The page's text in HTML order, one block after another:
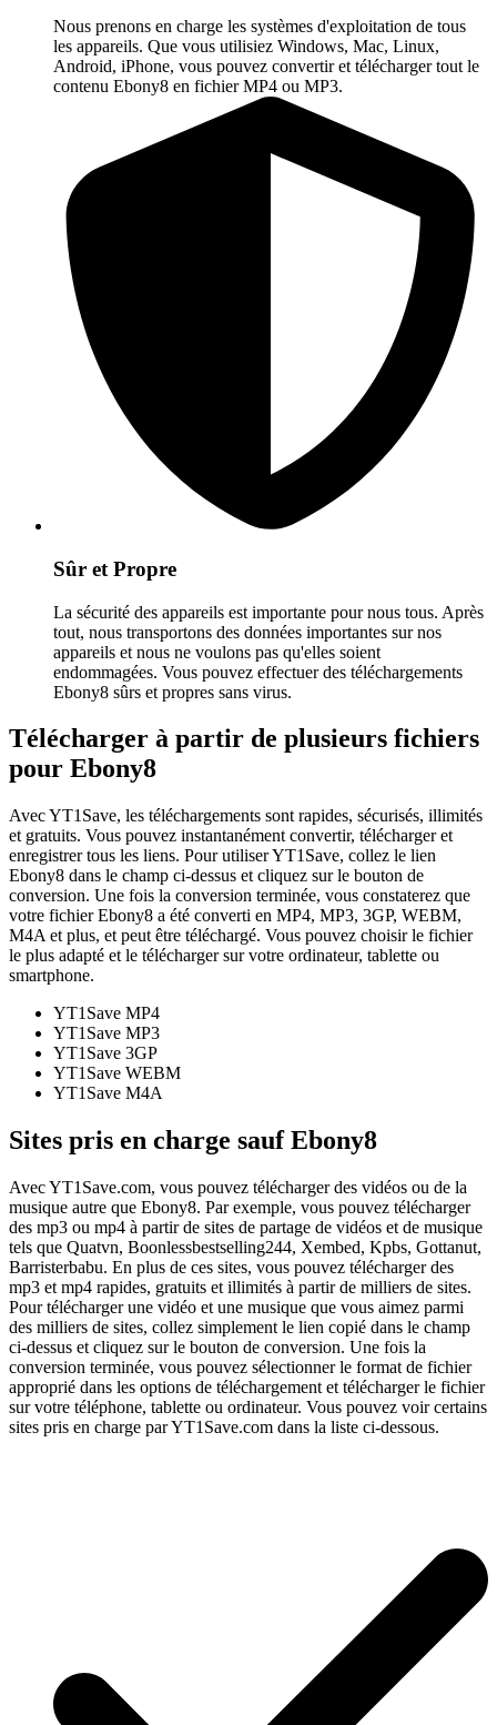
Nous prenons en charge les systèmes d'exploitation de tous
les appareils. Que vous utilisiez Windows, Mac, Linux,
Android, iPhone, vous pouvez convertir et télécharger tout le
contenu Ebony8 en fichier MP4 ou MP3.
Sûr et Propre
La sécurité des appareils est importante pour nous tous. Après
tout, nous transportons des données importantes sur nos
appareils et nous ne voulons pas qu'elles soient
endommagées. Vous pouvez effectuer des téléchargements
Ebony8 sûrs et propres sans virus.
Télécharger à partir de plusieurs fichiers
pour Ebony8
Avec YT1Save, les téléchargements sont rapides, sécurisés, illimités
et gratuits. Vous pouvez instantanément convertir, télécharger et
enregistrer tous les liens. Pour utiliser YT1Save, collez le lien
Ebony8 dans le champ ci-dessus et cliquez sur le bouton de
conversion. Une fois la conversion terminée, vous constaterez que
votre fichier Ebony8 a été converti en MP4, MP3, 3GP, WEBM,
M4A et plus, et peut être téléchargé. Vous pouvez choisir le fichier
le plus adapté et le télécharger sur votre ordinateur, tablette ou
smartphone.
YT1Save MP4
YT1Save MP3
YT1Save 3GP
YT1Save WEBM
YT1Save M4A
Sites pris en charge sauf Ebony8
Avec YT1Save.com, vous pouvez télécharger des vidéos ou de la
musique autre que Ebony8. Par exemple, vous pouvez télécharger
des mp3 ou mp4 à partir de sites de partage de vidéos et de musique
tels que Quatvn, Boonlessbestselling244, Xembed, Kpbs, Gottanut,
Barristerbabu. En plus de ces sites, vous pouvez télécharger des
mp3 et mp4 rapides, gratuits et illimités à partir de milliers de sites.
Pour télécharger une vidéo et une musique que vous aimez parmi
des milliers de sites, collez simplement le lien copié dans le champ
ci-dessus et cliquez sur le bouton de conversion. Une fois la
conversion terminée, vous pouvez sélectionner le format de fichier
approprié dans les options de téléchargement et télécharger le fichier
sur votre téléphone, tablette ou ordinateur. Vous pouvez voir certains
sites pris en charge par YT1Save.com dans la liste ci-dessous.